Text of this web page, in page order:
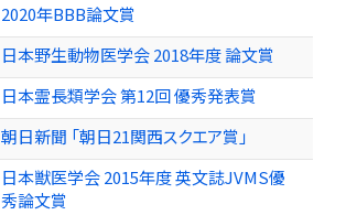
2020年BBB論文賞
日本野生動物医学会 2018年度 論文賞
日本霊長類学会 第12回 優秀発表賞
朝日新聞 「朝日21関西スクエア賞」
日本獣医学会 2015年度 英文誌JVMS優
秀論文賞